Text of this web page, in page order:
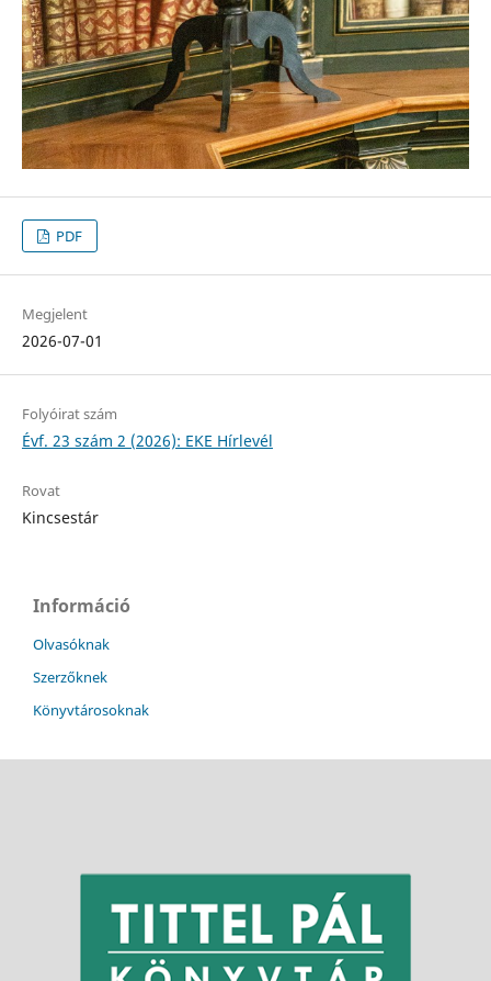
PDF
Megjelent
2026-07-01
Folyóirat szám
Évf. 23 szám 2 (2026): EKE Hírlevél
Rovat
Kincsestár
Információ
Olvasóknak
Szerzőknek
Könyvtárosoknak